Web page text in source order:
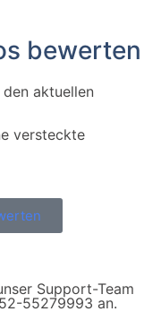
bewerten
aktuellen
versteckte
Support-Team
55279993 an.